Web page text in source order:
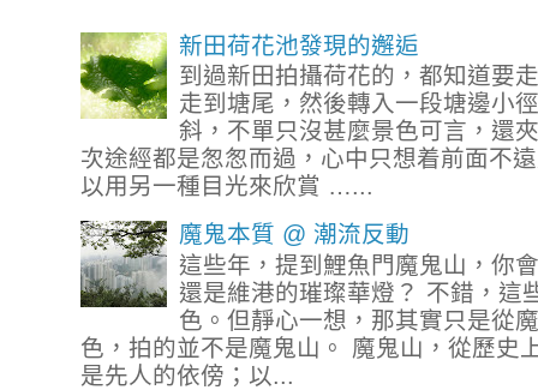
新田荷花池發現的邂逅
到過新田拍攝荷花的，都知道要
走到塘尾，然後轉入一段塘邊小
斜，不單只沒甚麼景色可言，還
次途經都是怱怱而過，心中只想着前面不
以用另一種目光來欣賞 …...
魔鬼本質 @ 潮流反動
這些年，提到鯉魚門魔鬼山，你
還是維港的璀璨華燈？ 不錯，這
色。但靜心一想，那其實只是從
色，拍的並不是魔鬼山。 魔鬼山，從歷史
是先人的依傍；以...